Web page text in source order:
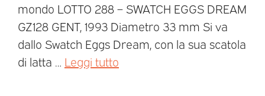
mondo LOTTO 288 – SWATCH EGGS DREAM
GZ128 GENT, 1993 Diametro 33 mm Si va
dallo Swatch Eggs Dream, con la sua scatola
di latta … Leggi tutto